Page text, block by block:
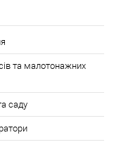
та малотонажних
саду